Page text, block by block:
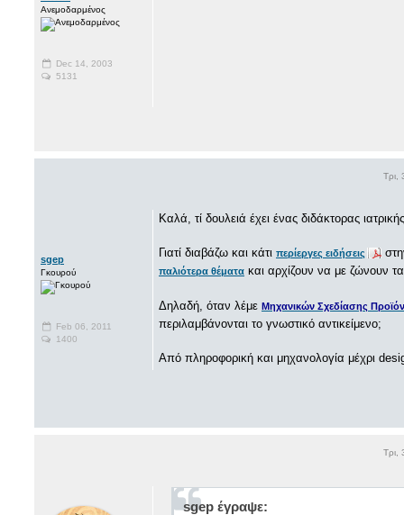
Ανεμοδαρμένος
Dec 14, 2003
5131
Τρι,
sgep
Γκουρού
Feb 06, 2011
1400
Kαλά, τί δουλειά έχει ένας διδάκτορας
Γιατί διαβάζω και κάτι περίεργες ειδήσεις
παλιότερα θέματα και αρχίζουν να με ζώνουν τα
Δηλαδή, όταν λέμε Μηχανικών Σχεδίασης
περιλαμβάνονται το γνωστικό αντικείμενο;
Aπό πληροφορική και μηχανολογία μέχρι
Τρι,
sgep έγραψε: